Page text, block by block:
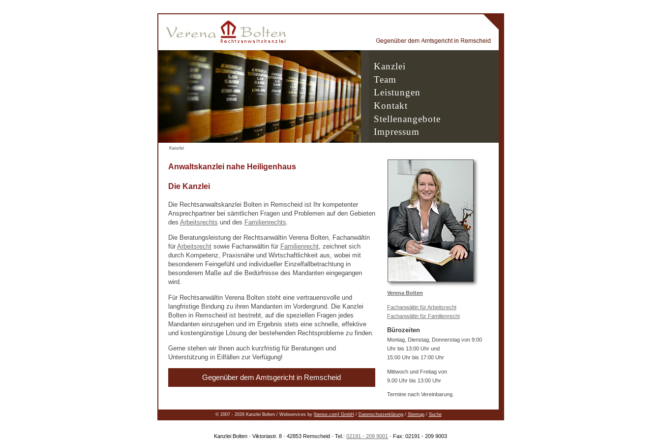
Kanzlei
Team
Leistungen
Kontakt
Stellenangebote
Impressum
Kanzlei
Anwaltskanzlei nahe Heiligenhaus
Die Kanzlei
Die Rechtsanwaltskanzlei Bolten in Remscheid ist Ihr kompetenter
Ansprechpartner bei sämtlichen Fragen und Problemen auf den Gebieten
des Arbeitsrechts und des Familienrechts
Die Beratungsleistung der Rechtsanwältin Verena Bolten, Fachanwältin
für Arbeitsrechtsowie Fachanwältin für Familienrecht, zeichnet sich
durch Kompetenz, Praxisnähe und Wirtschaftlichkeit aus, wobei mit
besonderem Feingefühl und individueller Einzelfallbetrachtung in
besonderem Maße auf die Bedürfnisse des Mandanten eingegangen
wird.
Für Rechtsanwältin Verena Bolten steht eine vertrauensvolle und
langfristige Bindung zu ihren Mandanten im Vordergrund. Die Kanzlei
Bolten in Remscheid ist bestrebt, auf die speziellen Fragen jedes
Mandanten einzugehen und im Ergebnis stets eine schnelle, effektive
und kostengünstige Lösung der bestehenden Rechtsprobleme zu finden.
Gerne stehen wir Ihnen auch kurzfristig für Beratungen und
Unterstützung in Eilfällen zur Verfügung!
Gegenüber dem Amtsgericht in Remscheid
Verena Bolten
Fachanwältin für Arbeitsrecht
Fachanwältin für Familienrecht
Bürozeiten
Montag, Dienstag, Donnerstag von 9:00
Uhr bis 13:00 Uhr und
15:00 Uhr bis 17:00 Uhr
Mittwoch und Freitag von
9.00 Uhr bis 13:00 Uhr
Termine nach Vereinbarung.
© 2007 - 2026 Kanzlei Bolten / Webservices by [bense.com] GmbH / Datenschutzerklärung/ Sitemap/ Suche
Kanzlei Bolten · Viktoriastr. 8 · 42853 Remscheid · Tel.: 02191 - 209 9001 · Fax: 02191 - 209 9003